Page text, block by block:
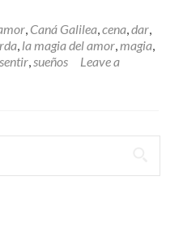
Caná Galilea cena dar
la magia del amor magia
sentir sueños
Leave a